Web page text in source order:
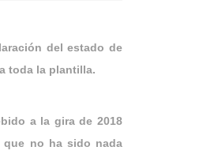
del estado de
toda la plantilla.
a la gira de 2018
que no ha sido nada